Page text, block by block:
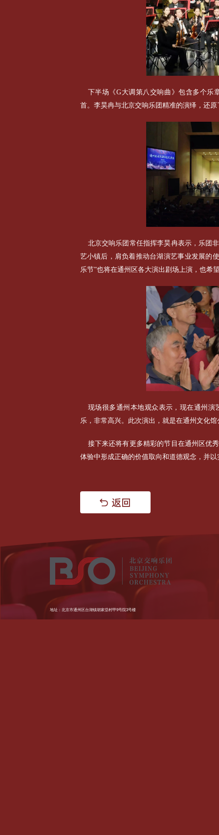
下半场《G大调第八交响曲》包含多个乐
首。李昊冉与北京交响乐团精准的演绎，还
北京交响乐团常任指挥李昊冉表示，乐团
艺小镇后，肩负着推动台湖演艺事业发展的
乐节”也将在通州区各大演出剧场上演，也希
现场很多通州本地观众表示，现在通州
乐，非常高兴。此次演出，就是在通州文化
接下来还将有更多精彩的节目在通州区优
体验中形成正确的价值取向和道德观念，并
地址：北京市通州区台湖镇胡家垈村甲9号院3号楼